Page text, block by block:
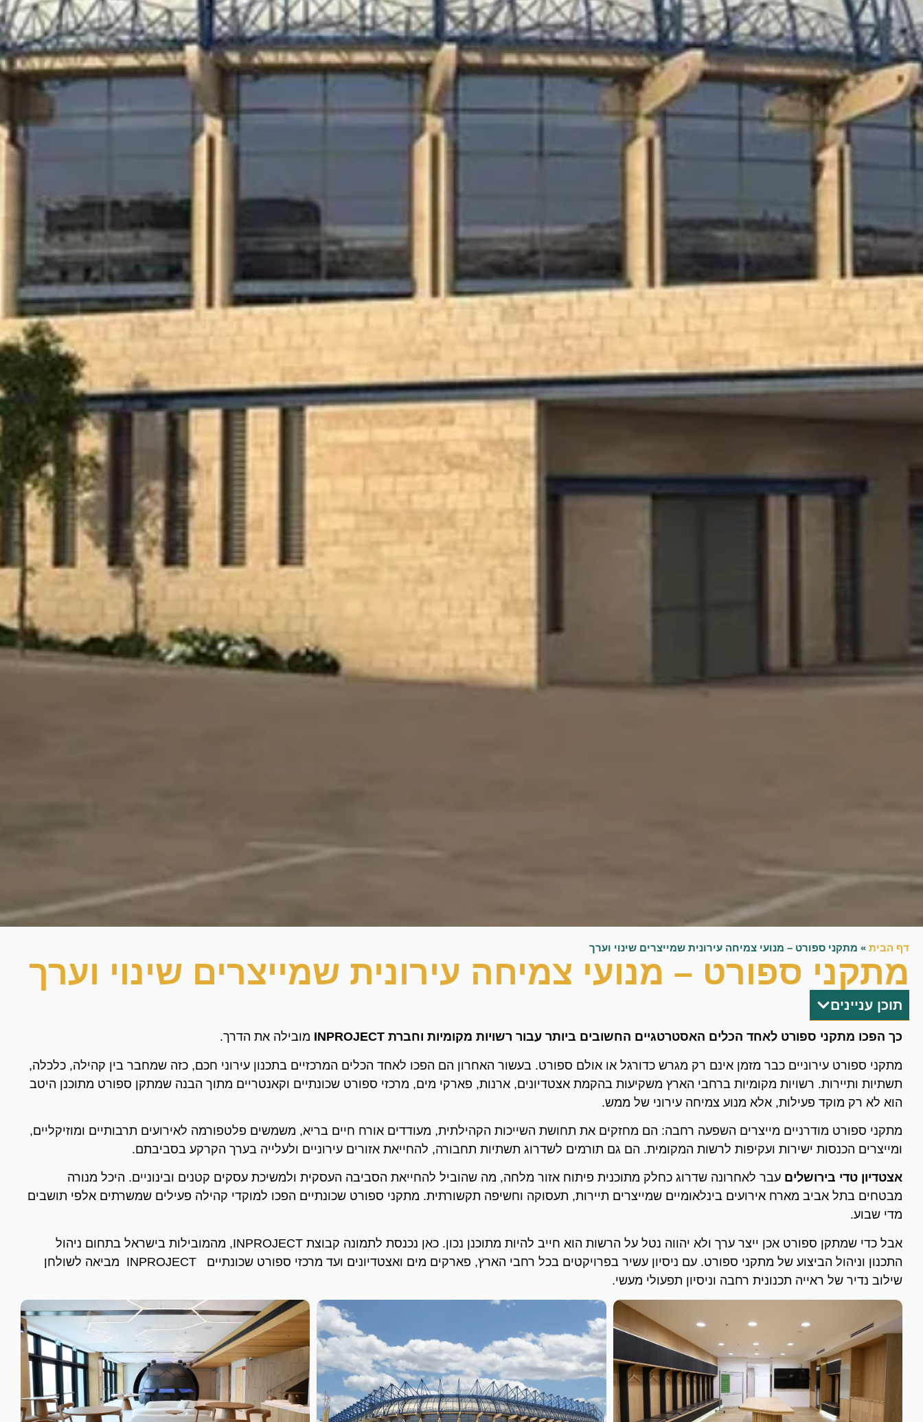
דף הבית » מתקני ספורט – מנועי צמיחה עירונית שמייצרים שינוי וערך
מתקני ספורט – מנועי צמיחה עירונית שמייצרים שינוי וערך
תוכן עניינים
כך הפכו מתקני ספורט לאחד הכלים האסטרטגיים החשובים ביותר עבור רשויות מקומיות וחברת מובילה את הדרך.
מתקני ספורט עירוניים כבר מזמן אינם רק מגרש כדורגל או אולם ספורט. בעשור האחרון הם הפכו לאחד הכלים המרכזיים בתכנון עירוני חכם, כזה שמחבר בין קהילה, כלכלה,
תשתיות ותיירות. רשויות מקומיות ברחבי הארץ משקיעות בהקמת אצטדיונים, ארנות, פארקי מים, מרכזי ספורט שכונתיים וקאנטריים מתוך הבנה שמתקן ספורט מתוכנן היטב
הוא לא רק מוקד פעילות, אלא מנוע צמיחה עירוני של ממש.
מתקני ספורט מודרניים מייצרים השפעה רחבה: הם מחזקים את תחושת השייכות הקהילתית, מעודדים אורח חיים בריא, משמשים פלטפורמה לאירועים תרבותיים ומוזיקליים,
ומייצרים הכנסות ישירות ועקיפות לרשות המקומית. הם גם תורמים לשדרוג תשתיות תחבורה, להחייאת אזורים עירוניים ולעלייה בערך הקרקע בסביבתם.
אצטדיון טדי בירושלים עבר לאחרונה שדרוג כחלק מתוכנית פיתוח אזור מלחה, מה שהוביל להחייאת הסביבה העסקית ולמשיכת עסקים קטנים ובינוניים. היכל מנורה
מבטחים בתל אביב מארח אירועים בינלאומיים שמייצרים תיירות, תעסוקה וחשיפה תקשורתית. מתקני ספורט שכונתיים הפכו למוקדי קהילה פעילים שמשרתים אלפי תושבים
מדי שבוע.
אבל כדי שמתקן ספורט אכן ייצר ערך ולא יהווה נטל על הרשות הוא חייב להיות מתוכנן נכון. כאן נכנסת לתמונה קבוצת INPROJECT, מהמובילות בישראל בתחום ניהול
התכנון וניהול הביצוע של מתקני ספורט. עם ניסיון עשיר בפרויקטים בכל רחבי הארץ, פארקים מים ואצטדיונים ועד מרכזי ספורט שכונתיים INPROJECT מביאה לשולחן
שילוב נדיר של ראייה תכנונית רחבה וניסיון תפעולי מעשי.